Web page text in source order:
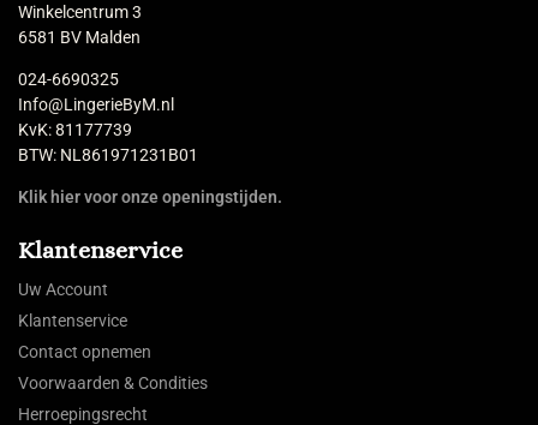
Winkelcentrum 3
6581 BV Malden
024-6690325
Info@LingerieByM.nl
KvK: 81177739
BTW: NL861971231B01
Klik hier voor onze openingstijden.
Klantenservice
Uw Account
Klantenservice
Contact opnemen
Voorwaarden & Condities
Herroepingsrecht